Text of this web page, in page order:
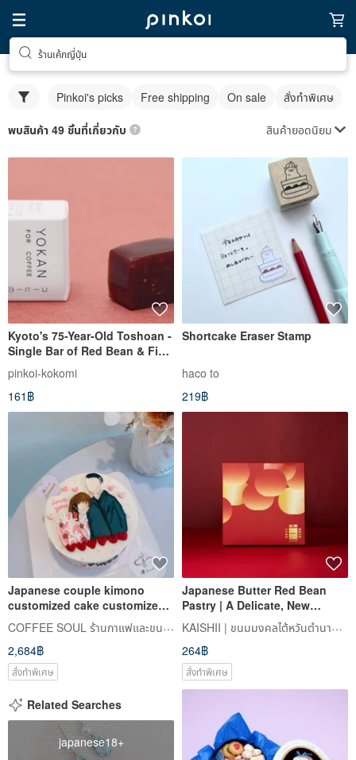
ร้านเค้กญี่ปุ่น
Pinkoi's picks Free shipping On sale สั่งทำพิเศษ
พบสินค้า 49 ชิ้นที่เกี่ยวกับ สินค้ายอดนิยม
Kyoto's 75-Year-Old Toshoan -
Single Bar of Red Bean & Fig
Yokan Paired with Coffee
pinkoi-kokomi
161฿
Shortcake Eraser Stamp
haco to
219฿
Japanese couple kimono
customized cake customized
birthday cake cake dessert
dessert
COFFEE SOUL ร้านกาแฟและขนมหวาน
2,684฿
สั่งทำพิเศษ
Japanese Butter Red Bean
Pastry | A Delicate, New
Japanese-Inspired ExperienceKAISHII | ขนมมงคลไต้หวันตำนานร้อยปี
264฿
สั่งทำพิเศษ
Related Searches
japanese18+